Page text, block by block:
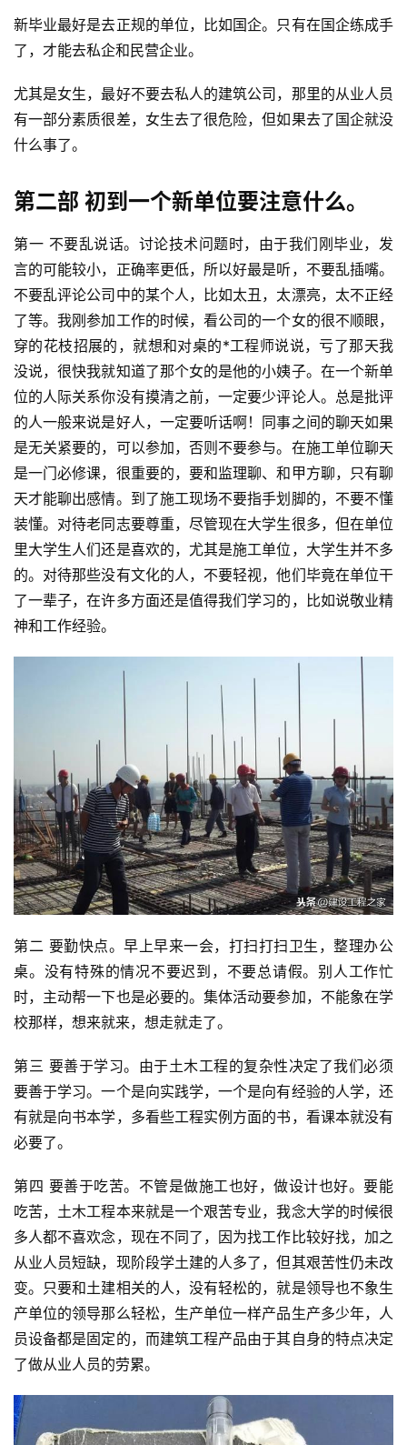
新毕业最好是去正规的单位，比如国企。只有在国企练成手
了，才能去私企和民营企业。
尤其是女生，最好不要去私人的建筑公司，那里的从业人员
有一部分素质很差，女生去了很危险，但如果去了国企就没
什么事了。
第二部 初到一个新单位要注意什么。
第一 不要乱说话。讨论技术问题时，由于我们刚毕业，发
言的可能较小，正确率更低，所以好最是听，不要乱插嘴。
不要乱评论公司中的某个人，比如太丑，太漂亮，太不正经
了等。我刚参加工作的时候，看公司的一个女的很不顺眼，
穿的花枝招展的，就想和对桌的*工程师说说，亏了那天我
没说，很快我就知道了那个女的是他的小姨子。在一个新单
位的人际关系你没有摸清之前，一定要少评论人。总是批评
的人一般来说是好人，一定要听话啊！同事之间的聊天如果
是无关紧要的，可以参加，否则不要参与。在施工单位聊天
是一门必修课，很重要的，要和监理聊、和甲方聊，只有聊
天才能聊出感情。到了施工现场不要指手划脚的，不要不懂
装懂。对待老同志要尊重，尽管现在大学生很多，但在单位
里大学生人们还是喜欢的，尤其是施工单位，大学生并不多
的。对待那些没有文化的人，不要轻视，他们毕竟在单位干
了一辈子，在许多方面还是值得我们学习的，比如说敬业精
神和工作经验。
第二 要勤快点。早上早来一会，打扫打扫卫生，整理办公
桌。没有特殊的情况不要迟到，不要总请假。别人工作忙
时，主动帮一下也是必要的。集体活动要参加，不能象在学
校那样，想来就来，想走就走了。
第三 要善于学习。由于土木工程的复杂性决定了我们必须
要善于学习。一个是向实践学，一个是向有经验的人学，还
有就是向书本学，多看些工程实例方面的书，看课本就没有
必要了。
第四 要善于吃苦。不管是做施工也好，做设计也好。要能
吃苦，土木工程本来就是一个艰苦专业，我念大学的时候很
多人都不喜欢念，现在不同了，因为找工作比较好找，加之
从业人员短缺，现阶段学土建的人多了，但其艰苦性仍未改
变。只要和土建相关的人，没有轻松的，就是领导也不象生
产单位的领导那么轻松，生产单位一样产品生产多少年，人
员设备都是固定的，而建筑工程产品由于其自身的特点决定
了做从业人员的劳累。